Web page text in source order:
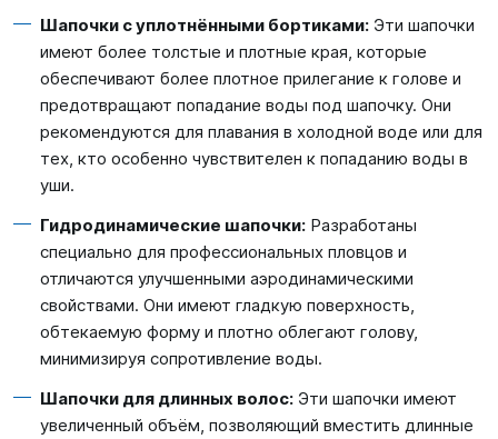
Шапочки с уплотнёнными бортиками: Эти шапочки
имеют более толстые и плотные края, которые
обеспечивают более плотное прилегание к голове и
предотвращают попадание воды под шапочку. Они
рекомендуются для плавания в холодной воде или для
тех, кто особенно чувствителен к попаданию воды в
уши.
Гидродинамические шапочки: Разработаны
специально для профессиональных пловцов и
отличаются улучшенными аэродинамическими
свойствами. Они имеют гладкую поверхность,
обтекаемую форму и плотно облегают голову,
минимизируя сопротивление воды.
Шапочки для длинных волос: Эти шапочки имеют
увеличенный объём, позволяющий вместить длинные